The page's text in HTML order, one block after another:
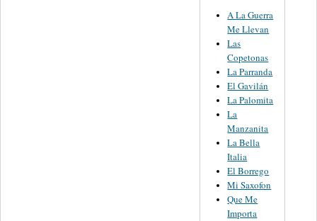
A La Guerra
Me Llevan
Las
Copetonas
La Parranda
El Gavilán
La Palomita
La
Manzanita
La Bella
Italia
El Borrego
Mi Saxofon
Que Me
Importa